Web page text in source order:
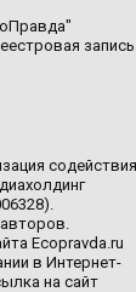
запись
содействия
Ecopravda.ru
в Интернет-
на сайт